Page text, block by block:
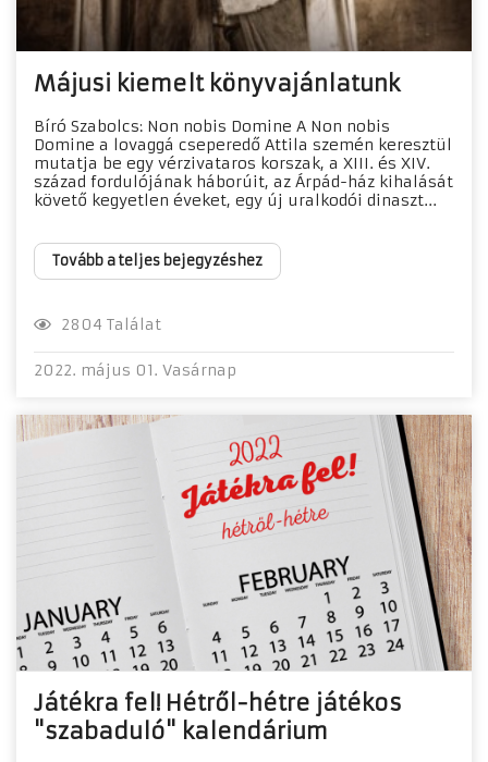
Májusi kiemelt könyvajánlatunk
Bíró Szabolcs: Non nobis Domine A Non nobis
Domine a lovaggá cseperedő Attila szemén keresztül
mutatja be egy vérzivataros korszak, a XIII. és XIV.
század fordulójának háborúit, az Árpád-ház kihalását
követő kegyetlen éveket, egy új uralkodói dinaszt...
Tovább a teljes bejegyzéshez
2804 Találat
2022. május 01. Vasárnap
Játékra fel! Hétről-hétre játékos
"szabaduló" kalendárium